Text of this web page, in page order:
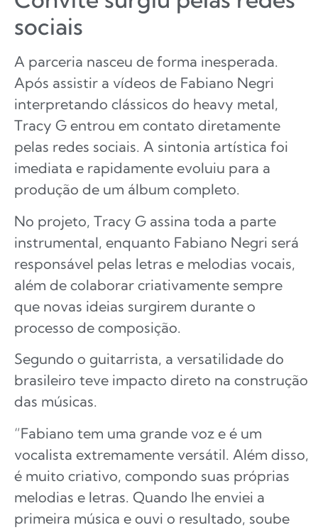
sociais
A parceria nasceu de forma inesperada.
Após assistir a vídeos de Fabiano Negri
interpretando clássicos do heavy metal,
Tracy G entrou em contato diretamente
pelas redes sociais. A sintonia artística foi
imediata e rapidamente evoluiu para a
produção de um álbum completo.
No projeto, Tracy G assina toda a parte
instrumental, enquanto Fabiano Negri será
responsável pelas letras e melodias vocais,
além de colaborar criativamente sempre
que novas ideias surgirem durante o
processo de composição.
Segundo o guitarrista, a versatilidade do
brasileiro teve impacto direto na construção
das músicas.
“Fabiano tem uma grande voz e é um
vocalista extremamente versátil. Além disso,
é muito criativo, compondo suas próprias
melodias e letras. Quando lhe enviei a
primeira música e ouvi o resultado, soube